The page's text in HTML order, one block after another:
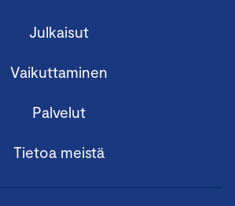
Julkaisut
Vaikuttaminen
Palvelut
Tietoa meistä